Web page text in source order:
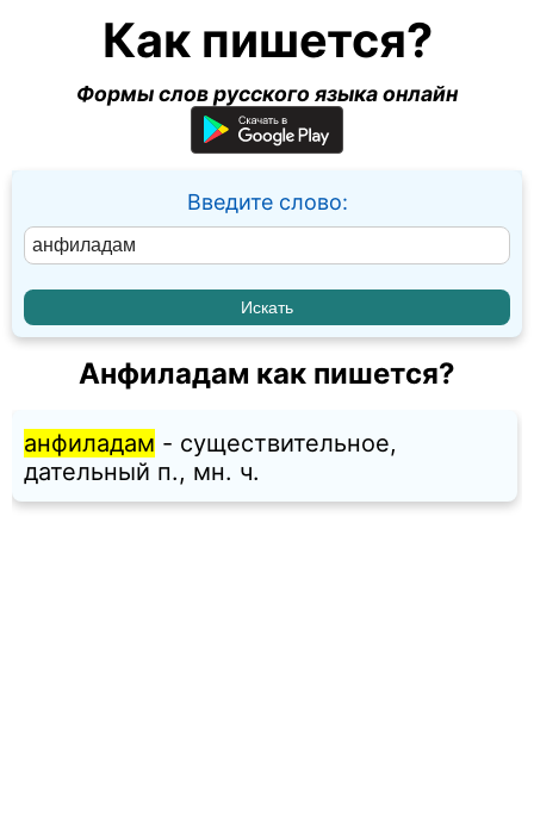
Как пишется?
Формы слов русского языка онлайн
Введите слово:
Анфиладам как пишется?
анфиладам - существительное,
дательный п., мн. ч.